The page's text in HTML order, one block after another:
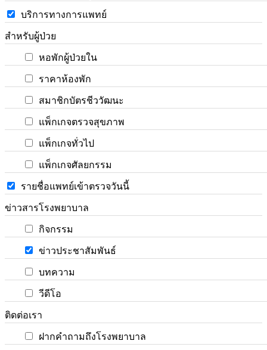
บริการทางการแพทย์
สำหรับผู้ป่วย
หอพักผู้ป่วยใน
ราคาห้องพัก
สมาชิกบัตรชีววัฒนะ
แพ็กเกจตรวจสุขภาพ
แพ็กเกจทั่วไป
แพ็กเกจศัลยกรรม
รายชื่อแพทย์เข้าตรวจวันนี้
ข่าวสารโรงพยาบาล
กิจกรรม
ข่าวประชาสัมพันธ์
บทความ
วีดีโอ
ติดต่อเรา
ฝากคำถามถึงโรงพยาบาล